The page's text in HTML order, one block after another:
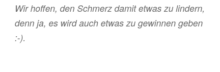
Wir hoffen, den Schmerz damit etwas zu lindern,
denn ja, es wird auch etwas zu gewinnen geben
:-).